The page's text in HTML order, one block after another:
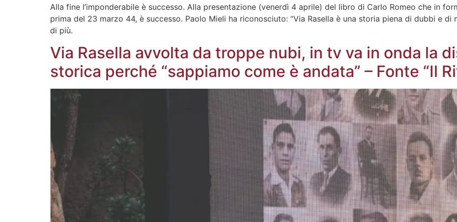
Alla fine l’imponderabile è successo. Alla presentazione (venerdì 4 aprile) del libro di Carlo Romeo che in
prima del 23 marzo 44, è successo. Paolo Mieli ha riconosciuto: “Via Rasella è una storia piena di dubbi e
di più.
Via Rasella avvolta da troppe nubi, in tv va in onda la
storica perché “sappiamo come è andata” – Fonte “Il